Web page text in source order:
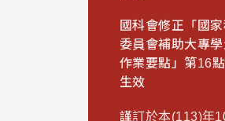
國科會修正「國
委員會補助大專
作業要點」第16
生效
謹訂於本(113)年